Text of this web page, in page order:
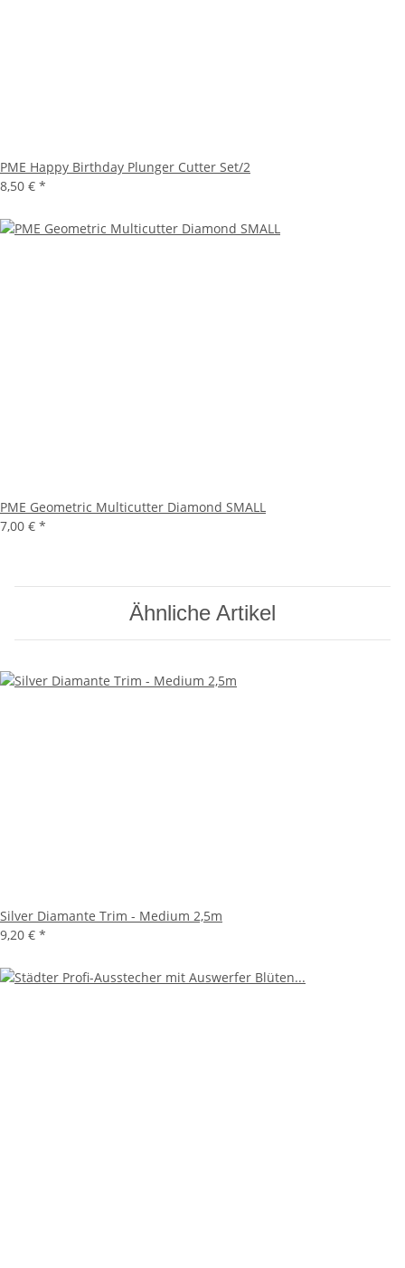
PME Happy Birthday Plunger Cutter Set/2
8,50 € *
PME Geometric Multicutter Diamond SMALL
7,00 € *
Ähnliche Artikel
Silver Diamante Trim - Medium 2,5m
9,20 € *